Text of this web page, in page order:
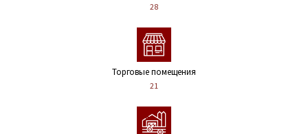
28
Торговые помещения
21